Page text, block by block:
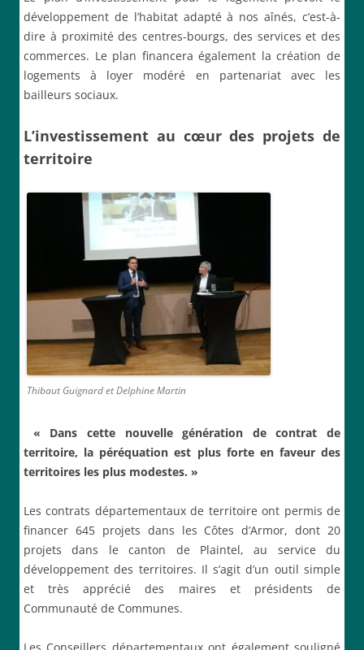
développement de l’habitat adapté à nos aînés, c’est-à-
dire à proximité des centres-bourgs, des services et des
commerces. Le plan financera également la création de
logements à loyer modéré en partenariat avec les
bailleurs sociaux.
L’investissement au cœur des projets de
territoire
Thibaut Guignard et Delphine Martin
« Dans cettenouvelle génération de contrat de
territoire, la péréquationest plus forte en faveur des
territoires les plus modestes. »
Les contrats départementaux de territoire ont permis de
financer 645 projets dans les Côtes d’Armor, dont 20
projets dans le canton de Plaintel, au service du
développement des territoires. Il s’agit d’un outil simple
et très apprécié des maires et présidents de
Communauté de Communes.
Les Conseillers départementaux ont également souligné